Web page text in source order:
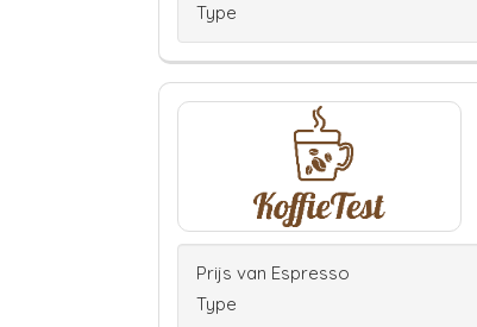
Type
Prijs van Espresso
Type